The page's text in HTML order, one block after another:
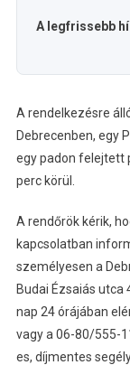
A legfrissebb
A rendelkezésre
Debrecenben, egy
egy padon felejtett
perc körül.
A rendőrök kérik,
kapcsolatban
személyesen a
Budai Ézsaiás
nap 24 órájában
vagy a 06-80/555-
es, díjmentes